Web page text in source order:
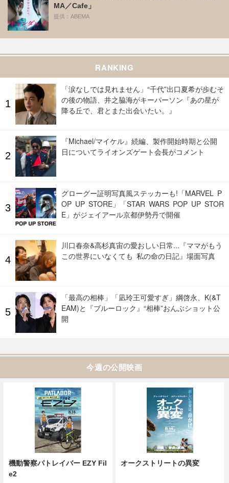
MA／Cafe」
提供：ABEMA
RANKING
「涙なしでは見れません」“千代”出口夏希が歩むそ
の後の物語、井之脇海がキーパーソン『あの星が
降る丘で、君とまた出会いたい。』
『Michael/マイケル』続編、製作開始時期と公開
日についてライオンズゲート会長がコメント
グローグー証明写真風ステッカーも!「MARVEL P
OP UP STORE」「STAR WARS POP UP STOR
E」がジェイアール京都伊勢丹で開催
川口春奈&高杉真宙の愛おしい日常...『ママがもう
この世界にいなくても 私の命の日記』場面写真
「最高の相棒」「凪玲王可愛すぎ」綱啓永、K(&T
EAM)と『ブルーロック』“相棒”おんぶショット公
開
今週の公開映画
機動警察パトレイバー EZY Fil
e2
オークストリートの異変